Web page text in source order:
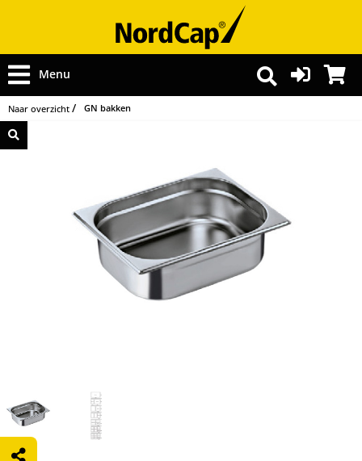
Menu
Naar overzicht GN bakken